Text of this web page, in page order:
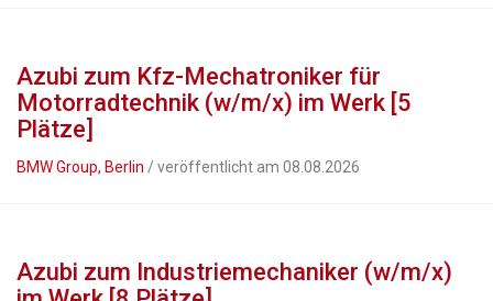
Azubi zum Kfz-Mechatroniker für
Motorradtechnik (w/m/x) im Werk [5
Plätze]
BMW Group, Berlin / veröffentlicht am 08.08.2026
Azubi zum Industriemechaniker (w/m/x)